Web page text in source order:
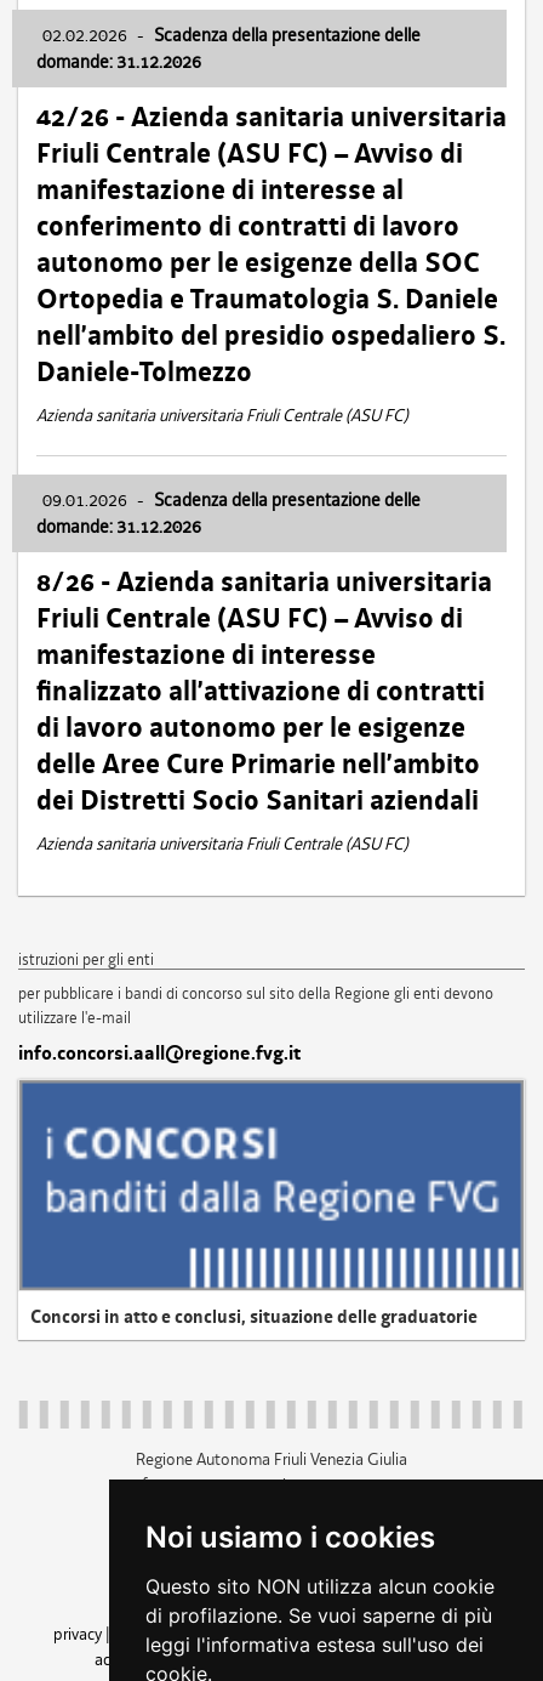
Noi usiamo i cookies
Questo sito NON utilizza alcun cookie
di profilazione. Se vuoi saperne di più
leggi l'informativa estesa sull'uso dei
cookie.
02.02.2026 - Scadenza della presentazione delle
domande: 31.12.2026
42/26 - Azienda sanitaria universitaria
Friuli Centrale (ASU FC) – Avviso di
manifestazione di interesse al
conferimento di contratti di lavoro
autonomo per le esigenze della SOC
Ortopedia e Traumatologia S. Daniele
nell’ambito del presidio ospedaliero S.
Daniele-Tolmezzo
Azienda sanitaria universitaria Friuli Centrale (ASU FC)
09.01.2026 - Scadenza della presentazione delle
domande: 31.12.2026
8/26 - Azienda sanitaria universitaria
Friuli Centrale (ASU FC) – Avviso di
manifestazione di interesse
finalizzato all’attivazione di contratti
di lavoro autonomo per le esigenze
delle Aree Cure Primarie nell’ambito
dei Distretti Socio Sanitari aziendali
Azienda sanitaria universitaria Friuli Centrale (ASU FC)
istruzioni per gli enti
per pubblicare i bandi di concorso sul sito della Regione gli enti devono
utilizzare l'e-mail
info.concorsi.aall@regione.fvg.it
Concorsi in atto e conclusi, situazione delle graduatorie
Regione Autonoma Friuli Venezia Giulia
c.f. 80014930327; p.iva 00526040324
+39 040 3771111
amministrazione trasparente
privacy
cookie |note legali accessibilità
dichiarazione di
accessibilità| feedback cambio preferenze cookie